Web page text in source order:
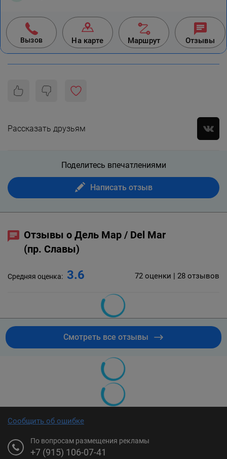
Вызов На карте Маршрут Отзывы
Рассказать друзьям
Поделитесь впечатлениями
Написать отзыв
Отзывы о Дель Мар / Del Mar
(пр. Славы)
Средняя оценка: 3.6 72 оценки | 28 отзывов
Смотреть все отзывы
Сообщить об ошибке
По вопросам размещения рекламы
+7 (915) 106-07-41